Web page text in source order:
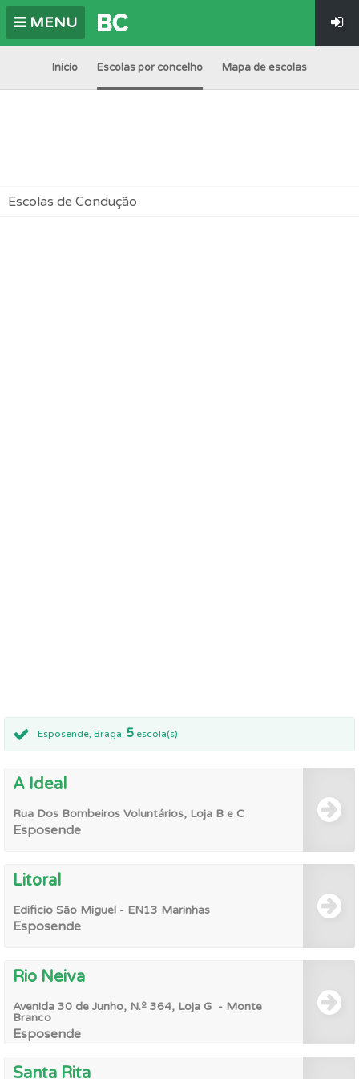
MENU
Início Escolas por concelho Mapa de escolas
Escolas de Condução
Esposende, Braga: 5 escola(s)
A Ideal
Rua Dos Bombeiros Voluntários, Loja B e C
Esposende
Litoral
Edificio São Miguel - EN13 Marinhas
Esposende
Rio Neiva
Avenida 30 de Junho, N.º 364, Loja G - Monte
Branco
Esposende
Santa Rita